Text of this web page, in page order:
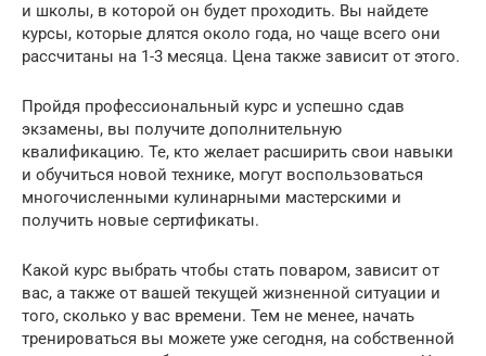
и школы, в которой он будет проходить. Вы найдете
курсы, которые длятся около года, но чаще всего они
рассчитаны на 1-3 месяца. Цена также зависит от этого.
Пройдя профессиональный курс и успешно сдав
экзамены, вы получите дополнительную
квалификацию. Те, кто желает расширить свои навыки
и обучиться новой технике, могут воспользоваться
многочисленными кулинарными мастерскими и
получить новые сертификаты.
Какой курс выбрать чтобы стать поваром, зависит от
вас, а также от вашей текущей жизненной ситуации и
того, сколько у вас времени. Тем не менее, начать
тренироваться вы можете уже сегодня, на собственной